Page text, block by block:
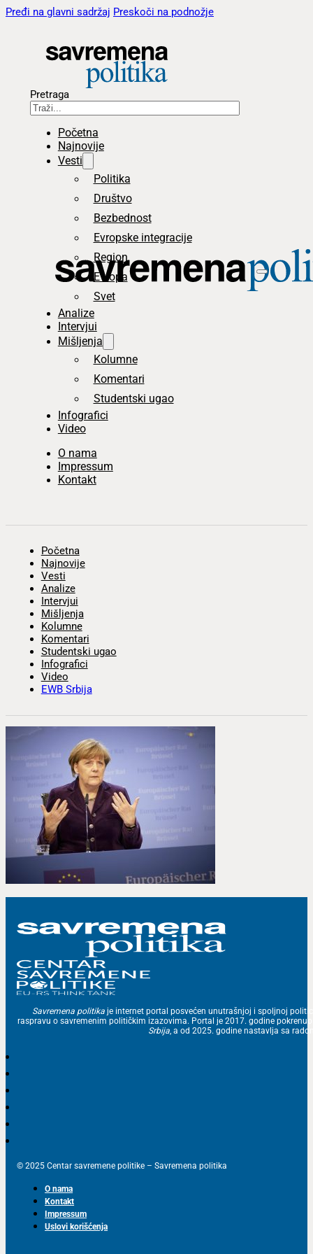
Pređi na glavni sadržaj Preskoči na podnožje
Pretraga
Početna
Najnovije
Vesti
Politika
Društvo
Bezbednost
Evropske integracije
Region
Evropa
Svet
Analize
Intervjui
Mišljenja
Kolumne
Komentari
Studentski ugao
Infografici
Video
O nama
Impressum
Kontakt
Početna
Najnovije
Vesti
Analize
Intervjui
Mišljenja
Kolumne
Komentari
Studentski ugao
Infografici
Video
EWB Srbija
Savremena politika je internet portal posvećen unutrašnjoj i spoljnoj
raspravu o savremenim političkim izazovima. Portal je 2017. godine
Srbija, a od 2025. godine nastavlja sa
© 2025 Centar savremene politike – Savremena politika
O nama
Kontakt
Impressum
Uslovi korišćenja